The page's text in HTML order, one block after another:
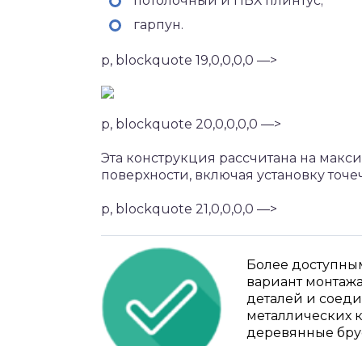
гарпун.
p, blockquote 19,0,0,0,0 —>
p, blockquote 20,0,0,0,0 —>
Эта конструкция рассчитана на
поверхности, включая установку
p, blockquote 21,0,0,0,0 —>
Более
вариант
деталей и
металлических
деревянные